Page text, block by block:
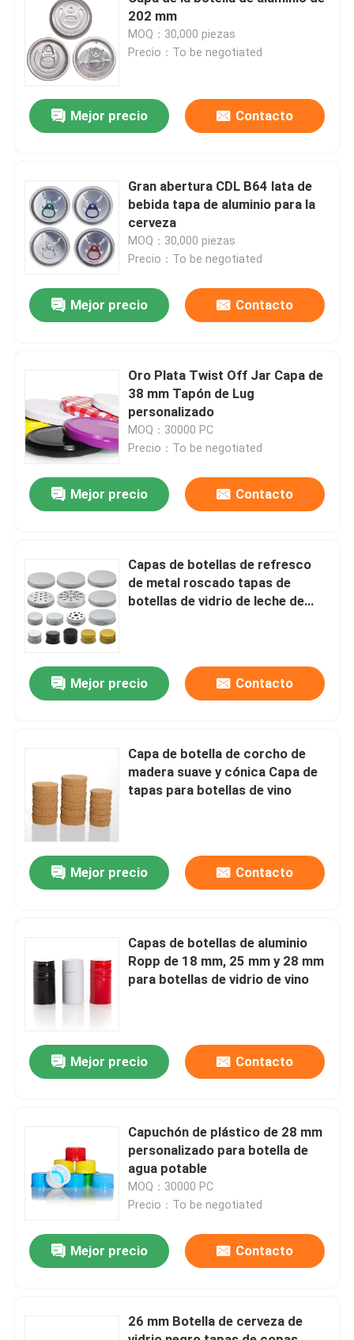
Inicio
Sobre nosotros
Control de Calidad
Solicitar una cotización
Botellas de vidrio
202 mm
MOQ：30,000 piezas
Precio：To be negotiated
Mejor precio Contacto
Gran abertura CDL B64 lata de
bebida tapa de aluminio para la
cerveza
MOQ：30,000 piezas
Precio：To be negotiated
Mejor precio Contacto
Oro Plata Twist Off Jar Capa de
38 mm Tapón de Lug
personalizado
MOQ：30000 PC
Precio：To be negotiated
Mejor precio Contacto
Capas de botellas de refresco
de metal roscado tapas de
botellas de vidrio de leche de
Mejor precio Contacto
Capa de botella de corcho de
madera suave y cónica Capa de
tapas para botellas de vino
Mejor precio Contacto
Capas de botellas de aluminio
Ropp de 18 mm, 25 mm y 28 mm
para botellas de vidrio de vino
Mejor precio Contacto
Capuchón de plástico de 28 mm
personalizado para botella de
agua potable
MOQ：30000 PC
Precio：To be negotiated
Mejor precio Contacto
26 mm Botella de cerveza de